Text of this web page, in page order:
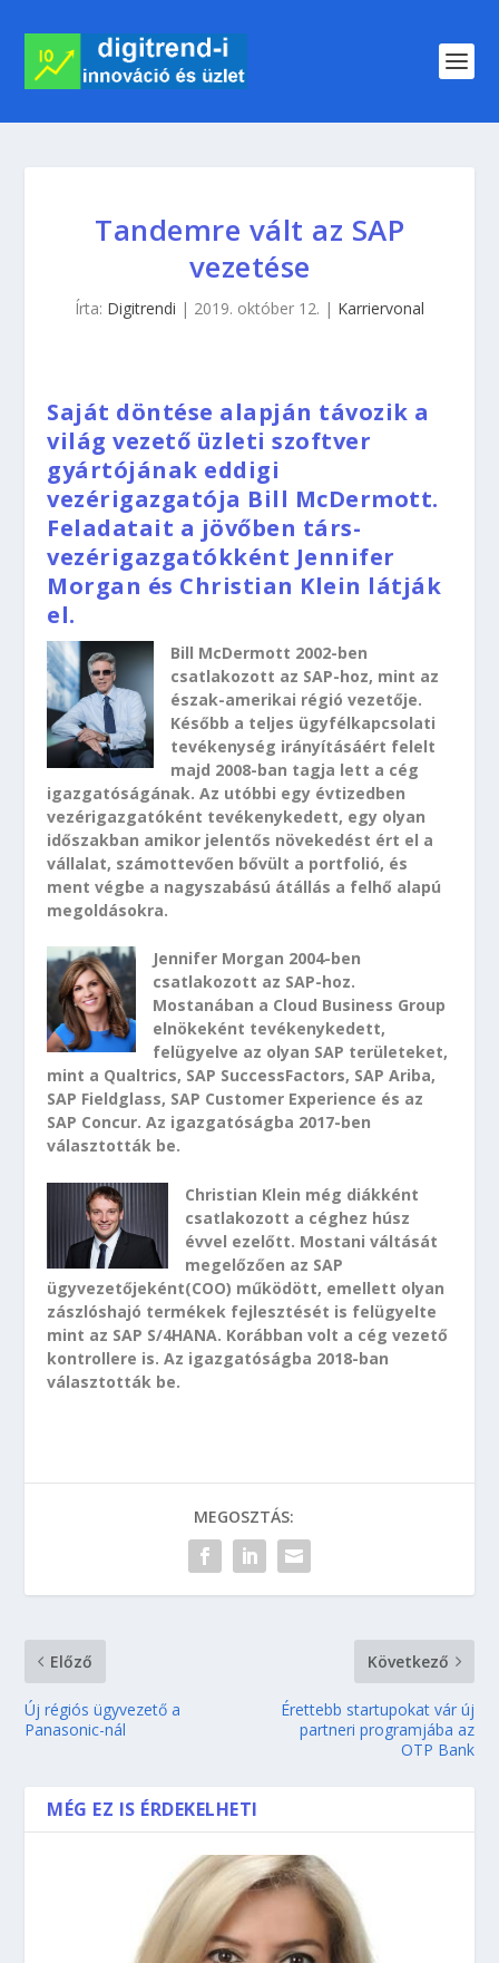
Tandemre vált az SAP
vezetése
Írta: Digitrendi | 2019. október 12. | Karriervonal
Saját döntése alapján távozik a
világ vezető üzleti szoftver
gyártójának eddigi
vezérigazgatója Bill McDermott.
Feladatait a jövőben társ-
vezérigazgatókként Jennifer
Morgan és Christian Klein látják
el.
Bill McDermott 2002-ben
csatlakozott az SAP-hoz, mint az
észak-amerikai régió vezetője.
Később a teljes ügyfélkapcsolati
tevékenység irányításáért felelt
majd 2008-ban tagja lett a cég
igazgatóságának. Az utóbbi egy évtizedben
vezérigazgatóként tevékenykedett, egy olyan
időszakban amikor jelentős növekedést ért el a
vállalat, számottevően bővült a portfolió, és
ment végbe a nagyszabású átállás a felhő alapú
megoldásokra.
Jennifer Morgan 2004-ben
csatlakozott az SAP-hoz.
Mostanában a Cloud Business Group
elnökeként tevékenykedett,
felügyelve az olyan SAP területeket,
mint a Qualtrics, SAP SuccessFactors, SAP Ariba,
SAP Fieldglass, SAP Customer Experience és az
SAP Concur. Az igazgatóságba 2017-ben
választották be.
Christian Klein még diákként
csatlakozott a céghez húsz
évvel ezelőtt. Mostani váltását
megelőzően az SAP
ügyvezetőjeként(COO) működött, emellett olyan
zászlóshajó termékek fejlesztését is felügyelte
mint az SAP S/4HANA. Korábban volt a cég vezető
kontrollere is. Az igazgatóságba 2018-ban
választották be.
MEGOSZTÁS:
Előző
Új régiós ügyvezető a
Panasonic-nál
Következő
Érettebb startupokat vár új
partneri programjába az
OTP Bank
MÉG EZ IS ÉRDEKELHETI